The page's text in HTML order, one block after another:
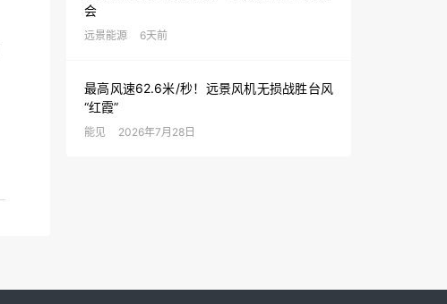
会
远景能源 6天前
最高风速62.6米/秒！远景风机无损战胜台风
“红霞”
能见 2026年7月28日